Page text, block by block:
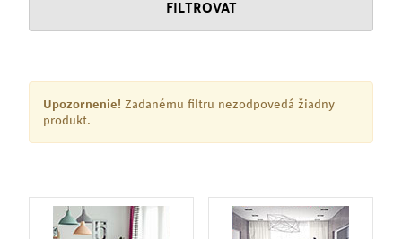
FILTROVAT
Upozornenie! Zadanému filtru nezodpovedá žiadny
produkt.